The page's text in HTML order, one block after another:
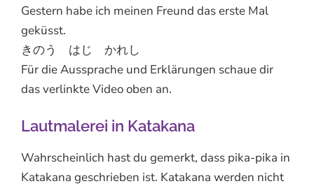
Gestern habe ich meinen Freund das erste Mal
geküsst.
きのう はじ かれし
Für die Aussprache und Erklärungen schaue dir
das verlinkte Video oben an.
Lautmalerei in Katakana
Wahrscheinlich hast du gemerkt, dass pika-pika in
Katakana geschrieben ist. Katakana werden nicht